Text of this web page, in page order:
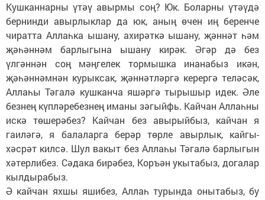
Кушканнарны үтәү авырмы соң? Юк. Боларны үтәүдә
бернинди авырлыклар да юк, аның өчен иң беренче
чиратта Аллаһка ышану, ахирәткә ышану, җәннәт һәм
җәһәннәм барлыгына ышану кирәк. Әгәр дә без
үлгәннән соң мәңгелек тормышка инанабыз икән,
җәһәннәмнән курыксак, җәннәтләргә керергә теләсәк,
Аллаһы Тәгалә кушканча яшәргә тырышыр идек. Әле
безнең күпләребезнең иманы зәгыйфь. Кайчан Аллаһны
искә төшерәбез? Кайчан без авырыйбыз, кайчан я
гаиләгә, я балаларга берәр төрле авырлык, кайгы-
хәсрәт килсә. Шул вакыт без Аллаһы Тәгалә барлыгын
хәтерлибез. Сәдака бирәбез, Коръән укытабыз, догалар
кылдырабыз.
Ә кайчан яхшы яшибез, Аллаһ турында онытабыз, бу